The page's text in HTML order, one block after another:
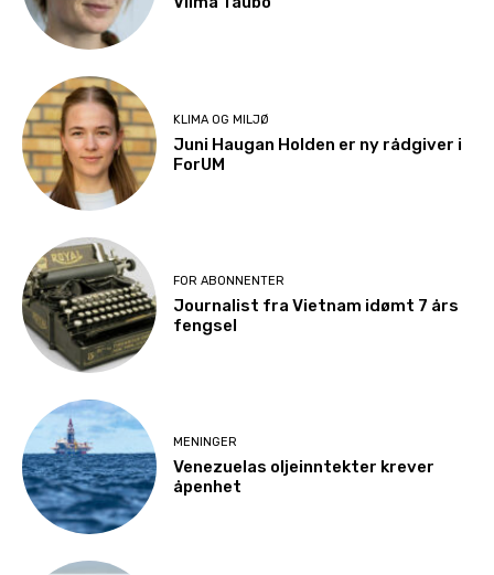
KLIMA OG MILJØ
Juni Haugan Holden er ny rådgiver i
ForUM
FOR ABONNENTER
Journalist fra Vietnam idømt 7 års
fengsel
MENINGER
Venezuelas oljeinntekter krever
åpenhet